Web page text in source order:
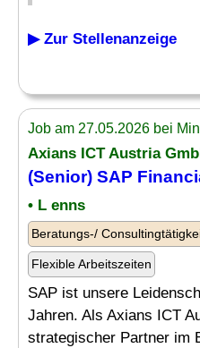
▶ Zur Stellenanzeige
Job am 27.05.2026 bei
Axians ICT Austria
(Senior) SAP
• L enns
Beratungs-/
Flexible Arbeitszeiten
SAP ist unsere
Jahren. Als Axians ICT
strategischer Partner im